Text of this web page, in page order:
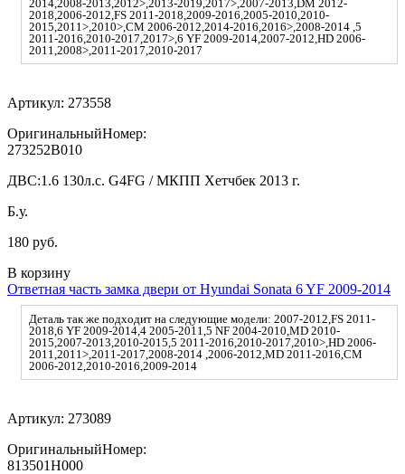
2014,2008-2013,2012>,2013-2019,2017>,2007-2013,DM 2012-
2018,2006-2012,FS 2011-2018,2009-2016,2005-2010,2010-
2015,2011>,2010>,CM 2006-2012,2014-2016,2016>,2008-2014 ,5
2011-2016,2010-2017,2017>,6 YF 2009-2014,2007-2012,HD 2006-
2011,2008>,2011-2017,2010-2017
Артикул: 273558
ОригинальныйНомер:
273252B010
ДВС:1.6 130л.с. G4FG / МКПП Хетчбек 2013 г.
Б.у.
180 руб.
В корзину
Ответная часть замка двери от Hyundai Sonata 6 YF 2009-2014
Деталь так же подходит на следующие модели: 2007-2012,FS 2011-
2018,6 YF 2009-2014,4 2005-2011,5 NF 2004-2010,MD 2010-
2015,2007-2013,2010-2015,5 2011-2016,2010-2017,2010>,HD 2006-
2011,2011>,2011-2017,2008-2014 ,2006-2012,MD 2011-2016,CM
2006-2012,2010-2016,2009-2014
Артикул: 273089
ОригинальныйНомер:
813501H000